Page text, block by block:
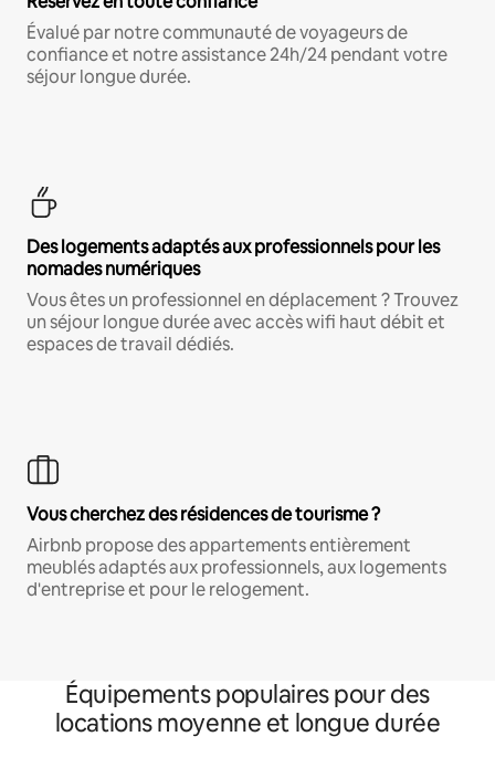
Évalué par notre communauté de voyageurs de
confiance et notre assistance 24h/24 pendant votre
séjour longue durée.
Des logements adaptés aux professionnels pour les
nomades numériques
Vous êtes un professionnel en déplacement ? Trouvez
un séjour longue durée avec accès wifi haut débit et
espaces de travail dédiés.
Vous cherchez des résidences de tourisme ?
Airbnb propose des appartements entièrement
meublés adaptés aux professionnels, aux logements
d'entreprise et pour le relogement.
Équipements populaires pour des
locations moyenne et longue durée